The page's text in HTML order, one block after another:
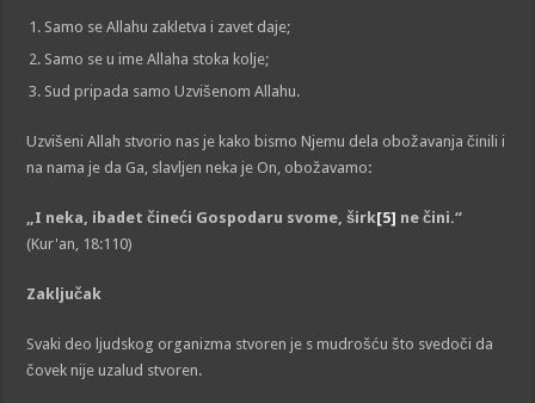
Samo se Allahu zakletva i zavet daje;
Samo se u ime Allaha stoka kolje;
Sud pripada samo Uzvišenom Allahu.
Uzvišeni Allah stvorio nas je kako bismo Njemu dela obožavanja činili i
na nama je da Ga, slavljen neka je On, obožavamo:
„I neka, ibadet čineći Gospodaru svome, širk[5] ne čini.“
(Kur'an, 18:110)
Zaključak
Svaki deo ljudskog organizma stvoren je s mudrošću što svedoči da
čovek nije uzalud stvoren.